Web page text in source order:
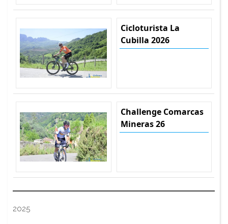
Cicloturista La
Cubilla 2026
Challenge Comarcas
Mineras 26
2025